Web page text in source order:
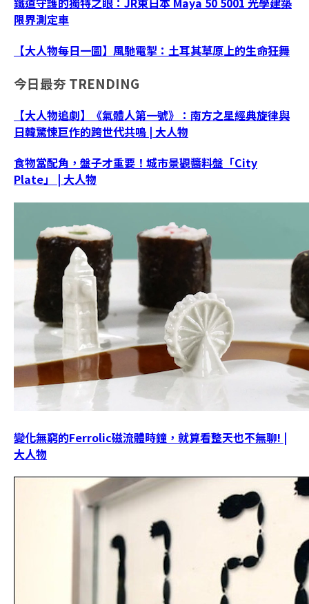
限界測定車
【大人物每日一圖】風馳電掣：土耳其草原上的生命狂舞
今日最夯 TRENDING
【大人物追劇】《氣體人第一號》：南方之星經典旋律與
日韓驚悚巨作的跨世代共鳴 | 大人物
食物當配角，盤子才重要！城市景觀醬料盤「City
Plate」 | 大人物
變化無窮的Ferrolic磁流體時鐘，就算看整天也不無聊! |
大人物